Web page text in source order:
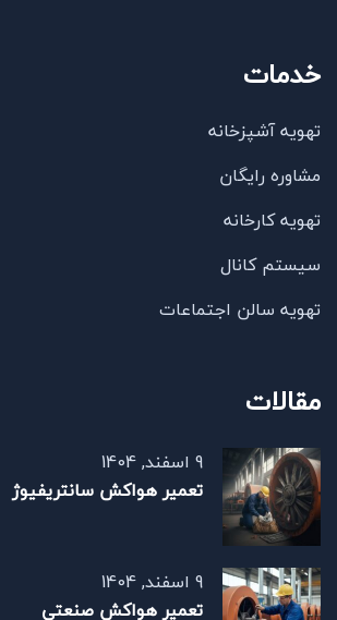
خدمات
تهویه آشپزخانه
مشاوره رایگان
تهویه کارخانه
سیستم کانال
تهویه سالن اجتماعات
مقالات
9 اسفند, 1404
تعمیر هواکش سانتریفیوژ
9 اسفند, 1404
تعمیر هواکش صنعتی